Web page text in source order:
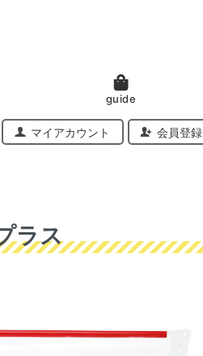
guide
マイアカウント 会員登録
ラス